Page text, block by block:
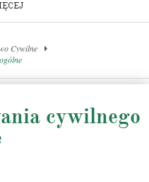
Cywilne
cywilnego